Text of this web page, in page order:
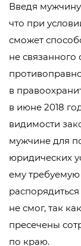
Введя
что при
сможет
не
в
в июне 2018
видимости
мужчине для
юридических
ему
не смог, так
пресечены
по краю.